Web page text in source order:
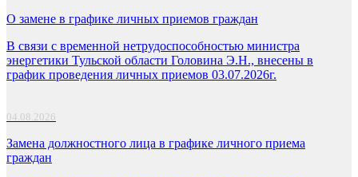
О замене в графике личных приемов граждан
В связи с временной нетрудоспособностью министра
энергетики Тульской области Головина Э.Н., внесены в
график проведения личных приемов 03.07.2026г.
04.08.2026
Замена должностного лица в графике личного приема
граждан